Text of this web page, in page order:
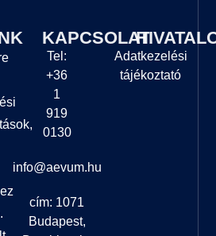
KAPCSOLAT
Tel:
+36
1
919
0130
info@aevum.hu
cím: 1071
Budapest,
Adatkezelési
tájékoztató